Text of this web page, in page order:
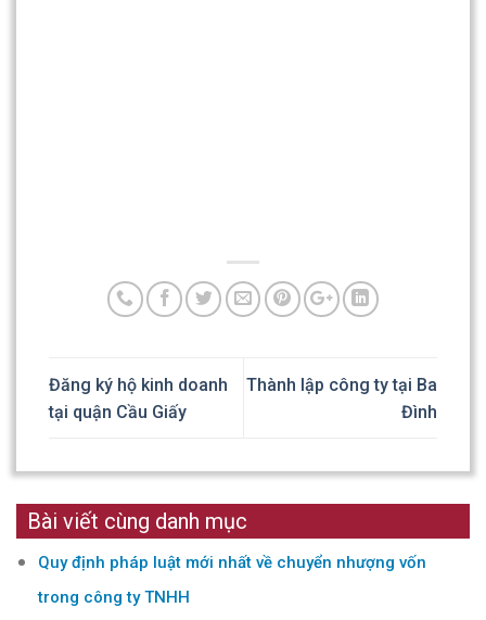
Đăng ký hộ kinh doanh
tại quận Cầu Giấy
Thành lập công ty tại Ba
Đình
Bài viết cùng danh mục
Quy định pháp luật mới nhất về chuyển nhượng vốn
trong công ty TNHH